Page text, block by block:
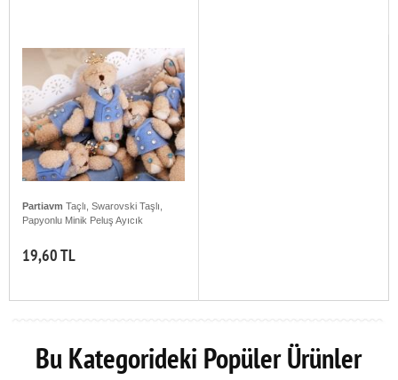
Partiavm Taçlı, Swarovski Taşlı,
Papyonlu Minik Peluş Ayıcık
19,60 TL
Bu Kategorideki Popüler Ürünler